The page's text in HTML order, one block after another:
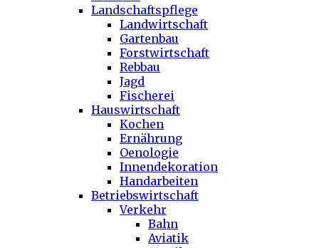
Landschaftspflege
Landwirtschaft
Gartenbau
Forstwirtschaft
Rebbau
Jagd
Fischerei
Hauswirtschaft
Kochen
Ernährung
Oenologie
Innendekoration
Handarbeiten
Betriebswirtschaft
Verkehr
Bahn
Aviatik